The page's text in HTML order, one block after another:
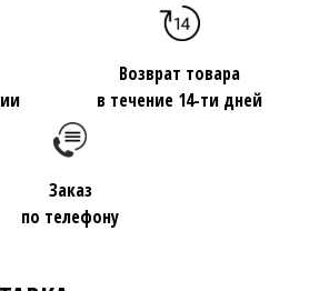
Возврат товара
в течение 14-ти дней
Заказ
по телефону